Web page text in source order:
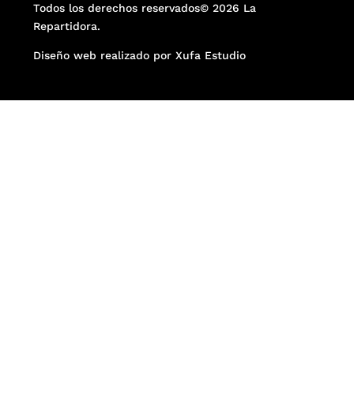
Todos los derechos reservados© 2026 La
Repartidora.
Diseño web realizado por Xufa Estudio